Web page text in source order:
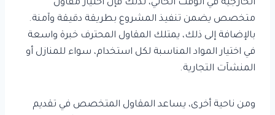
الخارجية في الوقت الحالي، لذلك فإن اختيار مقاول
متخصص يضمن تنفيذ المشروع بطريقة دقيقة وآمنة.
بالإضافة إلى ذلك، يمتلك المقاول المحترف خبرة واسعة
في اختيار المواد المناسبة لكل استخدام، سواء للمنازل أو
المنشآت التجارية.
ومن ناحية أخرى، يساعد المقاول المتخصص في تقديم